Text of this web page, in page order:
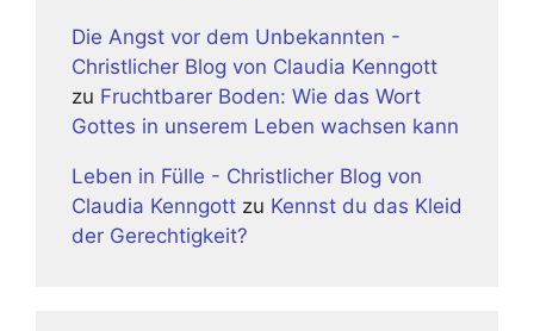
Die Angst vor dem Unbekannten -
Christlicher Blog von Claudia Kenngott
zu Fruchtbarer Boden: Wie das Wort
Gottes in unserem Leben wachsen kann
Leben in Fülle - Christlicher Blog von
Claudia Kenngott zu Kennst du das Kleid
der Gerechtigkeit?